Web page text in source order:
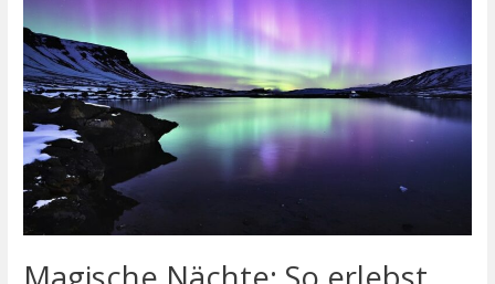
erlebst
du
die
Nordlichter
in
Island
hautnah